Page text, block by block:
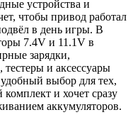
устройства и
чтобы привод работал
в день игры. В
7.4V и 11.1V в
зарядки,
тестеры и аксессуары
выбор для тех,
и хочет сразу
аккумуляторов.